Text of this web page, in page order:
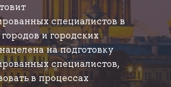
специалистов в
и городских
на подготовку
специалистов,
в процессах